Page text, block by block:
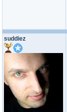
suddiez